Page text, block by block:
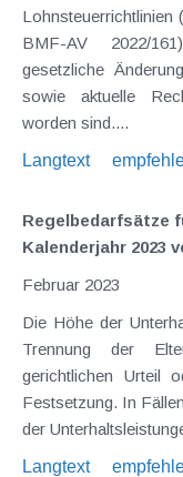
Lohnsteuerrichtlinien
BMF-AV 2022/
gesetzliche
sowie aktuelle
worden sind....
Langtext
Regelbedarfsätze
Kalenderjahr 2023
Februar 2023
Die Höhe der
Trennung der
gerichtlichen Urteil
Festsetzung. In
der
Langtext